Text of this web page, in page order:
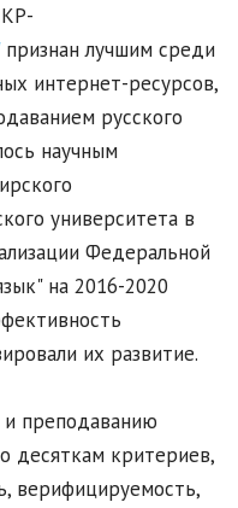
признан лучшим среди
интернет-ресурсов,
русского
научным
университета в
Федеральной
на 2016-2020
их развитие.
преподаванию
десяткам критериев,
верифицируемость,